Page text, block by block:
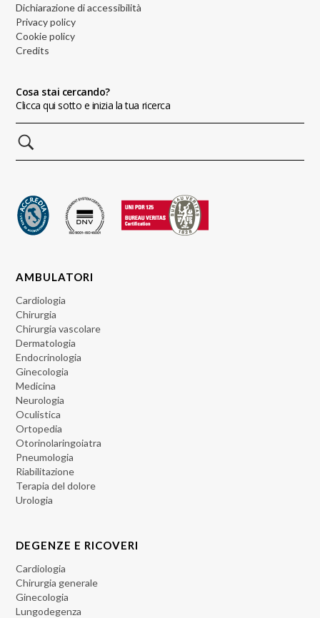
Dichiarazione di accessibilità
Privacy policy
Cookie policy
Credits
Cosa stai cercando?
Clicca qui sotto e inizia la tua ricerca
AMBULATORI
Cardiologia
Chirurgia
Chirurgia vascolare
Dermatologia
Endocrinologia
Ginecologia
Medicina
Neurologia
Oculistica
Ortopedia
Otorinolaringoiatra
Pneumologia
Riabilitazione
Terapia del dolore
Urologia
DEGENZE E RICOVERI
Cardiologia
Chirurgia generale
Ginecologia
Lungodegenza